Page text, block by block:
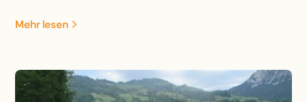
Dank der „Mitbenützung“ der Weidstrasse als Damm
ist der Eingriff in die Landschaft erträglich. Durch die
aufgewertet.
Mehr lesen